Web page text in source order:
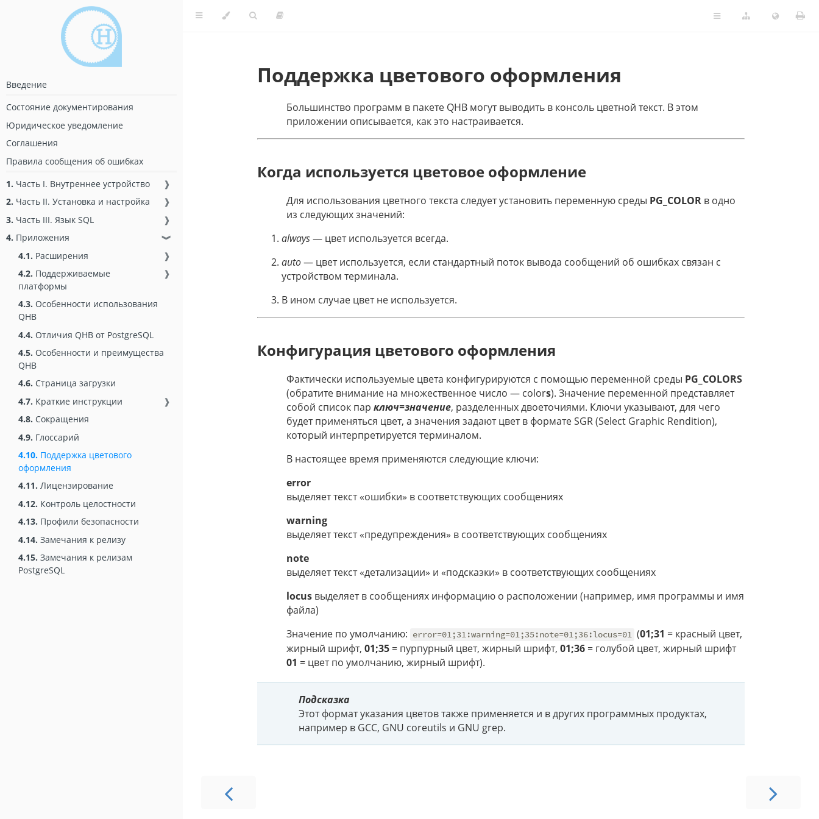
Введение
Состояние документирования
Юридическое уведомление
Соглашения
Правила сообщения об ошибках
1. Часть I. Внутреннее устройство
❱
2. Часть II. Установка и настройка
❱
3. Часть III. Язык SQL
❱
4. Приложения ❱
4.1. Расширения
❱
4.2. Поддерживаемые
платформы
❱
4.3. Особенности использования
QHB
4.4. Отличия QHB от PostgreSQL
4.5. Особенности и преимущества
QHB
4.6. Страница загрузки
4.7. Краткие инструкции
❱
4.8. Сокращения
4.9. Глоссарий
4.10. Поддержка цветового
оформления
4.11. Лицензирование
4.12. Контроль целостности
4.13. Профили безопасности
4.14. Замечания к релизу
4.15. Замечания к релизам
PostgreSQL
Поддержка цветового оформления
Большинство программ в пакете QHB могут выводить в консоль цветной текст. В этом
приложении описывается, как это настраивается.
Когда используется цветовое оформление
Для использования цветного текста следует установить переменную среды PG_COLOR в одно
из следующих значений:
always— цвет используется всегда.
auto— цвет используется, если стандартный поток вывода сообщений об ошибках связан с
устройством терминала.
В ином случае цвет не используется.
Конфигурация цветового оформления
Фактически используемые цвета конфигурируются с помощью переменной среды PG_COLORS
(обратите внимание на множественное число — colors). Значение переменной представляет
собой список пар ключ=значение, разделенных двоеточиями. Ключи указывают, для чего
будет применяться цвет, а значения задают цвет в формате SGR (Select Graphic Rendition),
который интерпретируется терминалом.
В настоящее время применяются следующие ключи:
error
выделяет текст «ошибки» в соответствующих сообщениях
warning
выделяет текст «предупреждения» в соответствующих сообщениях
note
выделяет текст «детализации» и «подсказки» в соответствующих сообщениях
locus выделяет в сообщениях информацию о расположении (например, имя программы и имя
файла)
Значение по умолчанию: error=01;31:warning=01;35:note=01;36:locus=01 (01;31 = красный цвет,
жирный шрифт, 01;35 = пурпурный цвет, жирный шрифт, 01;36 = голубой цвет, жирный шрифт
01 = цвет по умолчанию, жирный шрифт).
Подсказка
Этот формат указания цветов также применяется и в других программных продуктах,
например в GCC, GNU coreutils и GNU grep.